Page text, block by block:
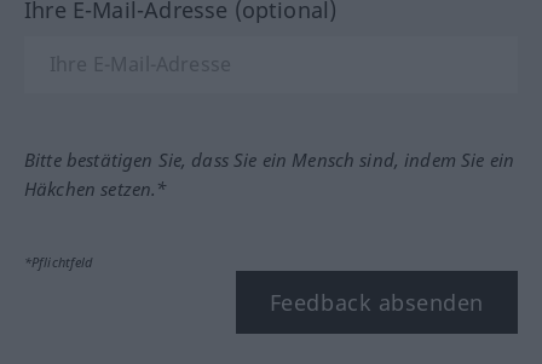
Ihre E-Mail-Adresse (optional)
Bitte bestätigen Sie, dass Sie ein Mensch sind, indem Sie ein
Häkchen setzen.*
*Pflichtfeld
Feedback absenden